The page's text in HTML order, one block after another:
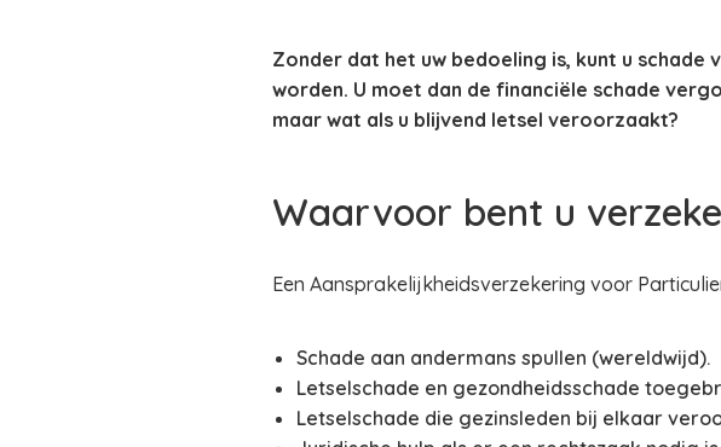
Zonder dat het uw bedoeling is, kunt u
worden. U moet dan de financiële schade
maar wat als u blijvend letsel veroorzaakt?
Waarvoor bent u
Een Aansprakelijkheidsverzekering voor
Schade aan andermans spullen (wereldwijd).
Letselschade en gezondheidsschade
Letselschade die gezinsleden bij elkaar